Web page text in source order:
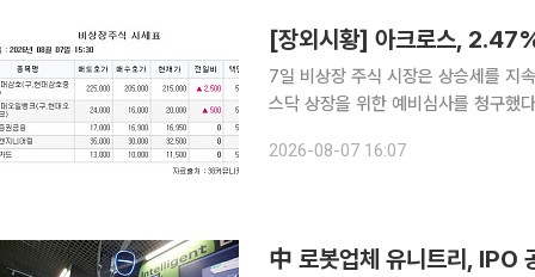
[장외시황] 아크로스,
7일 비상장 주식 시장은 상승세를 지속했다. 반도체 공정장비용 정밀부품 제조기업
스닥 상장을 위한 예비심사를 청구했
유지했다. 석유 정제 전문업체
2026-08-07 16:07
中 로봇업체 유니트리, IPO